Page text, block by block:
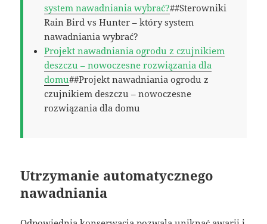
system nawadniania wybrać?##Sterowniki
Rain Bird vs Hunter – który system
nawadniania wybrać?
Projekt nawadniania ogrodu z czujnikiem
deszczu – nowoczesne rozwiązania dla
domu##Projekt nawadniania ogrodu z
czujnikiem deszczu – nowoczesne
rozwiązania dla domu
Utrzymanie automatycznego
nawadniania